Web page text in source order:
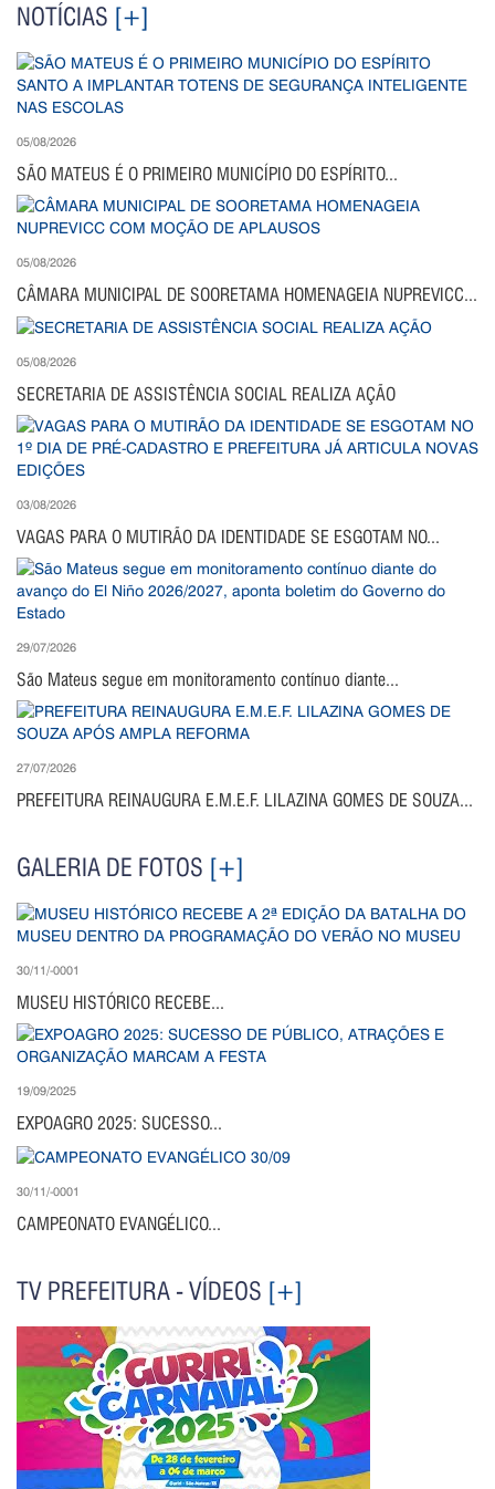
NOTÍCIAS [+]
05/08/2026
SÃO MATEUS É O PRIMEIRO MUNICÍPIO DO ESPÍRITO...
05/08/2026
CÂMARA MUNICIPAL DE SOORETAMA HOMENAGEIA NUPREVICC...
05/08/2026
SECRETARIA DE ASSISTÊNCIA SOCIAL REALIZA AÇÃO
03/08/2026
VAGAS PARA O MUTIRÃO DA IDENTIDADE SE ESGOTAM NO...
29/07/2026
São Mateus segue em monitoramento contínuo diante...
27/07/2026
PREFEITURA REINAUGURA E.M.E.F. LILAZINA GOMES DE SOUZA...
GALERIA DE FOTOS [+]
30/11/-0001
MUSEU HISTÓRICO RECEBE...
19/09/2025
EXPOAGRO 2025: SUCESSO...
30/11/-0001
CAMPEONATO EVANGÉLICO...
TV PREFEITURA - VÍDEOS [+]